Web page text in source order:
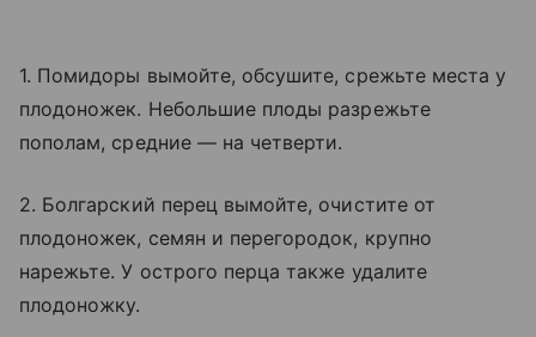
1. Помидоры вымойте, обсушите, срежьте места у
плодоножек. Небольшие плоды разрежьте
пополам, средние — на четверти.
2. Болгарский перец вымойте, очистите от
плодоножек, семян и перегородок, крупно
нарежьте. У острого перца также удалите
плодоножку.